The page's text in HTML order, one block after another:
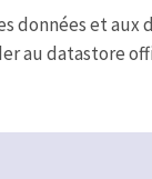
données et
au datastore